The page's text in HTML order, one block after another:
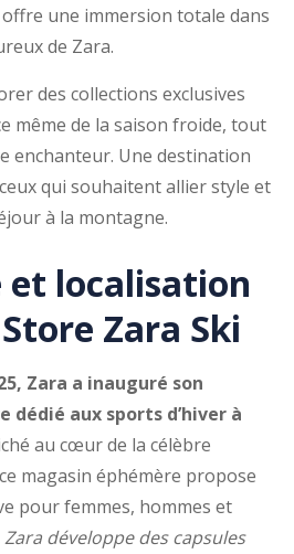
une immersion totale dans
de Zara.
des collections exclusives
même de la saison froide, tout
enchanteur. Une destination
qui souhaitent allier style et
à la montagne.
localisation
Zara Ski
Zara a inauguré son
dédié aux sports d’hiver à
au cœur de la célèbre
magasin éphémère propose
pour femmes, hommes et
Zara développe des capsules